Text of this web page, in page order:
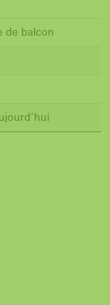
de balcon